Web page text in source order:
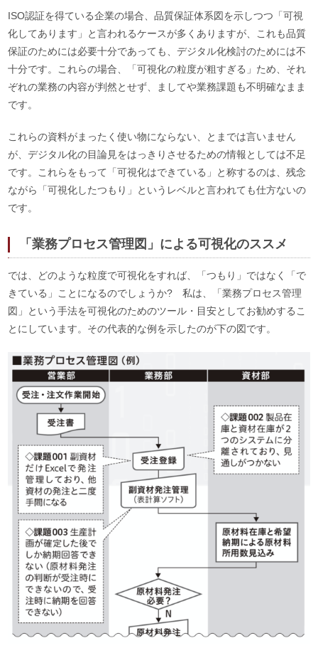
ISO認証を得ている企業の場合、品質保証体系図を示しつつ「可視
化してあります」と言われるケースが多くありますが、これも品質
保証のためには必要十分であっても、デジタル化検討のためには不
十分です。これらの場合、「可視化の粒度が粗すぎる」ため、それ
ぞれの業務の内容が判然とせず、ましてや業務課題も不明確なまま
です。
これらの資料がまったく使い物にならない、とまでは言いません
が、デジタル化の目論見をはっきりさせるための情報としては不足
です。これらをもって「可視化はできている」と称するのは、残念
ながら「可視化したつもり」というレベルと言われても仕方ないの
です。
「業務プロセス管理図」による可視化のススメ
では、どのような粒度で可視化をすれば、「つもり」ではなく「で
きている」ことになるのでしょうか? 私は、「業務プロセス管理
図」という手法を可視化のためのツール・目安としてお勧めするこ
とにしています。その代表的な例を示したのが下の図です。